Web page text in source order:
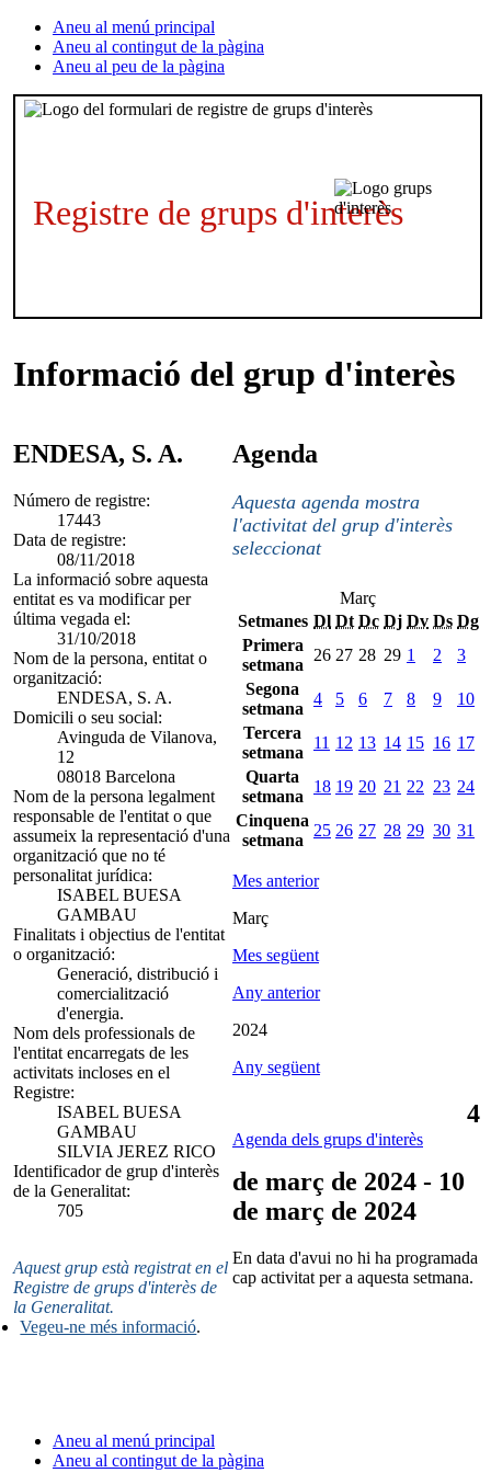
Aneu al menú principal
Aneu al contingut de la pàgina
Aneu al peu de la pàgina
Registre de grups d'interès
Informació del grup d'interès
ENDESA, S. A.
Número de registre:
17443
Data de registre:
08/11/2018
La informació sobre aquesta
entitat es va modificar per
última vegada el:
31/10/2018
Nom de la persona, entitat o
organització:
ENDESA, S. A.
Domicili o seu social:
Avinguda de Vilanova,
12
08018 Barcelona
Nom de la persona legalment
responsable de l'entitat o que
assumeix la representació d'una
organització que no té
personalitat jurídica:
ISABEL BUESA
GAMBAU
Finalitats i objectius de l'entitat
o organització:
Generació, distribució i
comercialització
d'energia.
Nom dels professionals de
l'entitat encarregats de les
activitats incloses en el
Registre:
ISABEL BUESA
GAMBAU
SILVIA JEREZ RICO
Identificador de grup d'interès
de la Generalitat:
705
Aquest grup està registrat en el
Registre de grups d'interès de
la Generalitat.
Vegeu-ne més informació.
Agenda
Aquesta agenda mostra
l'activitat del grup d'interès
seleccionat
Març
Setmanes Dl Dt Dc Dj Dv Ds Dg
Primera
setmana
26 27 28 29 1 2
3
Segona
setmana
4 5 6 7 8 9
10
Tercera
setmana
11 12 13 14 15 16 17
Quarta
setmana
18 19 20 21 22 23 24
Cinquena
setmana
25 26 27 28 29 30 31
Mes anterior
Març
Mes següent
Any anterior
2024
Any següent
Agenda dels grups d'interès
4
de març de 2024 - 10
de març de 2024
En data d'avui no hi ha programada
cap activitat per a aquesta setmana.
Aneu al menú principal
Aneu al contingut de la pàgina